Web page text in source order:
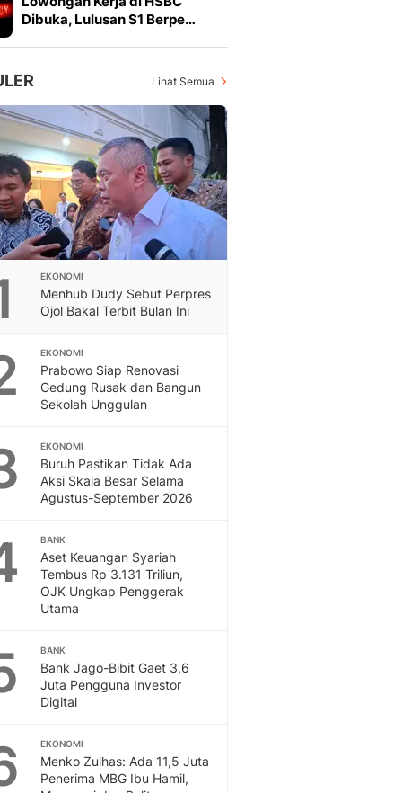
Dibuka, Lulusan S1 Berpe…
Lihat Semua
EKONOMI
Menhub Dudy Sebut Perpres
Ojol Bakal Terbit Bulan Ini
EKONOMI
Prabowo Siap Renovasi
Gedung Rusak dan Bangun
Sekolah Unggulan
EKONOMI
Buruh Pastikan Tidak Ada
Aksi Skala Besar Selama
Agustus-September 2026
BANK
Aset Keuangan Syariah
Tembus Rp 3.131 Triliun,
OJK Ungkap Penggerak
Utama
BANK
Bank Jago-Bibit Gaet 3,6
Juta Pengguna Investor
Digital
EKONOMI
Menko Zulhas: Ada 11,5 Juta
Penerima MBG Ibu Hamil,